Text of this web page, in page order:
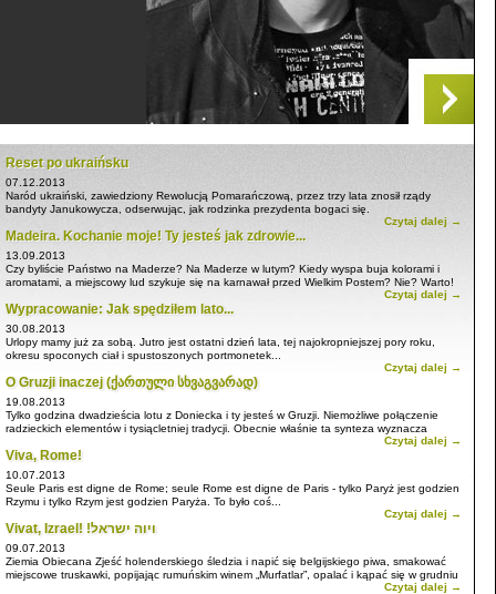
Reset po ukraińsku
07.12.2013
Naród ukraiński, zawiedziony Rewolucją Pomarańczową, przez trzy lata znosił rządy
bandyty Janukowycza, odserwując, jak rodzinka prezydenta bogaci się.
Czytaj dalej →
Madeira. Kochanie moje! Ty jesteś jak zdrowie...
13.09.2013
Czy byliście Państwo na Maderze? Na Maderze w lutym? Kiedy wyspa buja kolorami i
aromatami, a miejscowy lud szykuje się na karnawał przed Wielkim Postem? Nie? Warto!
Czytaj dalej →
Wypracowanie: Jak spędziłem lato...
30.08.2013
Urlopy mamy już za sobą. Jutro jest ostatni dzień lata, tej najokropniejszej pory roku,
okresu spoconych ciał i spustoszonych portmonetek...
Czytaj dalej →
O Gruzji inaczej (ქართული სხვაგვარად)
19.08.2013
Tylko godzina dwadzieścia lotu z Doniecka i ty jesteś w Gruzji. Niemożliwe połączenie
radzieckich elementów i tysiącletniej tradycji. Obecnie właśnie ta synteza wyznacza
Czytaj dalej →
Viva, Rome!
10.07.2013
Seule Paris est digne de Rome; seule Rome est digne de Paris - tylko Paryż jest godzien
Rzymu i tylko Rzym jest godzien Paryża. To było coś...
Czytaj dalej →
Vivat, Izrael! !ויוה ישראל
09.07.2013
Ziemia Obiecana Zjeść holenderskiego śledzia i napić się belgijskiego piwa, smakować
miejscowe truskawki, popijając rumuńskim winem „Murfatlar”, opalać i kąpać się w grudniu
Czytaj dalej →